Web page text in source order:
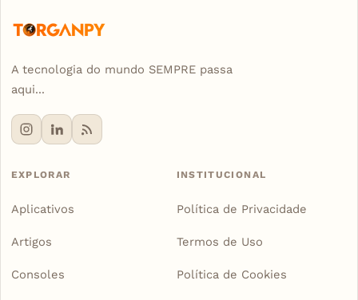
A tecnologia do mundo SEMPRE passa
aqui...
EXPLORAR
Aplicativos
Artigos
Consoles
INSTITUCIONAL
Política de Privacidade
Termos de Uso
Política de Cookies